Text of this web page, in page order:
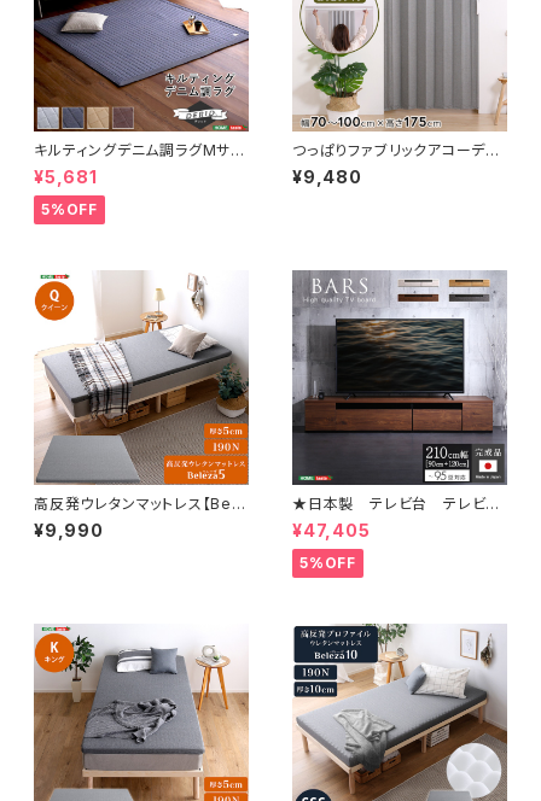
キルティングデニム調ラグMサイ
ズ(185x185cm)オールシーズ
ン、滑り止め付き、手洗い対応【D
erid-デリッド-】 DRG-M
¥5,681
5%OFF
つっぱりファブリックアコーディ
オンドア 100×175cm SH-1
6-TFAD
¥9,480
高反発ウレタンマットレス【Bele
za5-ベレーザ・ファイブ-】(クイ
ーン) ORM-05Q
¥9,990
★日本製 テレビ台 テレビボ
ード 210cm幅 【BARS-バー
ス-】 SH-24-BR210
¥47,405
5%OFF